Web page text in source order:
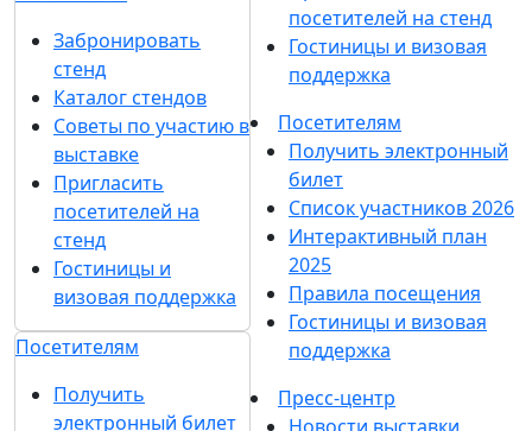
Забронировать
стенд
Каталог стендов
Советы по участию в
выставке
Пригласить
посетителей на
стенд
Гостиницы и
визовая поддержка
Посетителям
Получить
электронный билет
посетителей на стенд
Гостиницы и визовая
поддержка
Посетителям
Получить электронный
билет
Список участников 2026
Интерактивный план
2025
Правила посещения
Гостиницы и визовая
поддержка
Пресс-центр